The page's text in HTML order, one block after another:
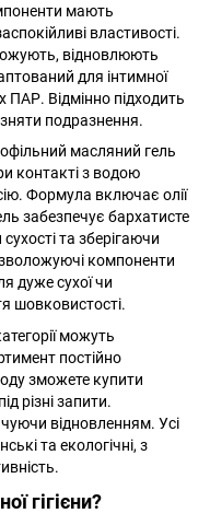
мають
властивості.
відновлюють
для інтимної
ПАР. Відмінно підходить
подразнення.
масляний гель
контакті з водою
Формула включає олії
забезпечує бархатисте
та зберігаючи
компоненти
дуже сухої чи
шовковистості.
можуть
постійно
зможете купити
різні запити.
відновленням. Усі
та екологічні, з
гігієни?